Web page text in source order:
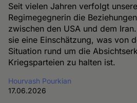
Seit vielen Jahren verfolgt
Regimegegnerin die
zwischen den USA und dem
sie eine Einschätzung, was von
Situation rund um die
Kriegsparteien zu halten ist.
Hourvash Pourkian
17.06.2026